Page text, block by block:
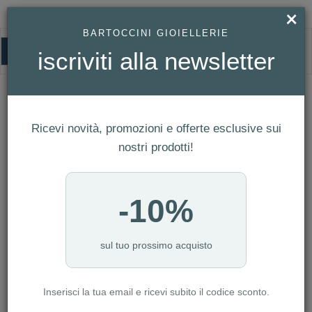
HOMEPAGE
OROLOGIO LUCIEN ROCHAT COLLEZIONE ICONIC REF. R0453116002
Iconic Ref. R0453116002
×
BARTOCCINI GIOIELLERIE
iscriviti alla newsletter
Ricevi novità, promozioni e offerte esclusive sui
nostri prodotti!
-10%
sul tuo prossimo acquisto
Inserisci la tua email e ricevi subito il codice sconto.